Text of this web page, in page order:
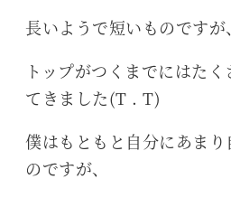
長いようで短いものですが、
トップがつくまでにはた
てきました(T . T)
僕はもともと自分にあま
のですが、